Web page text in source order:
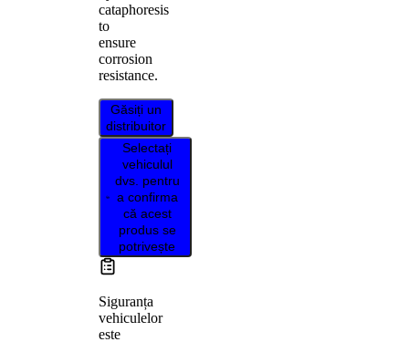
cataphoresis
to
ensure
corrosion
resistance.
Găsiți un
distribuitor
Selectați
vehiculul
dvs. pentru
a confirma
că acest
produs se
potrivește
Siguranța
vehiculelor
este